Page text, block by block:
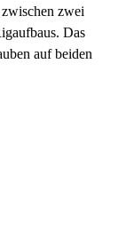
zwei
Das
auf beiden